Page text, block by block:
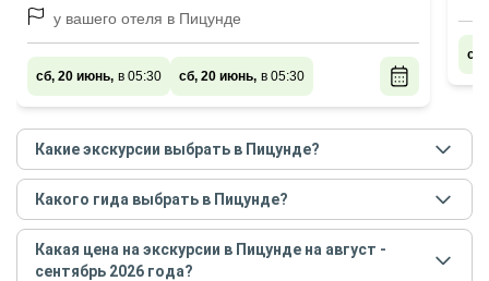
у вашего отеля в Пицунде
сб, 20 июнь, в 05:30 сб, 20 июнь, в 05:30
сб,
Какие экскурсии выбрать в Пицунде?
Самые популярные экскурсиив Пицундев августе
- сентябре 2026года:
Из Пицунды в Новый Афон — экскурсия в
мини-группе
Какого гида выбрать в Пицунде?
Лучшие гидыв Пицундепо рейтингу и отзывам в
августе 2026 года:
Какая цена на экскурсии в Пицунде на август -
сентябрь 2026 года?